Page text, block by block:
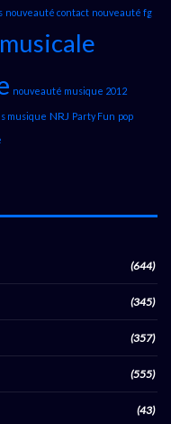
nouveauté contact nouveauté fg
nouveauté musique 2012
musique NRJ Party Fun pop
(644)
(345)
(357)
(555)
(43)